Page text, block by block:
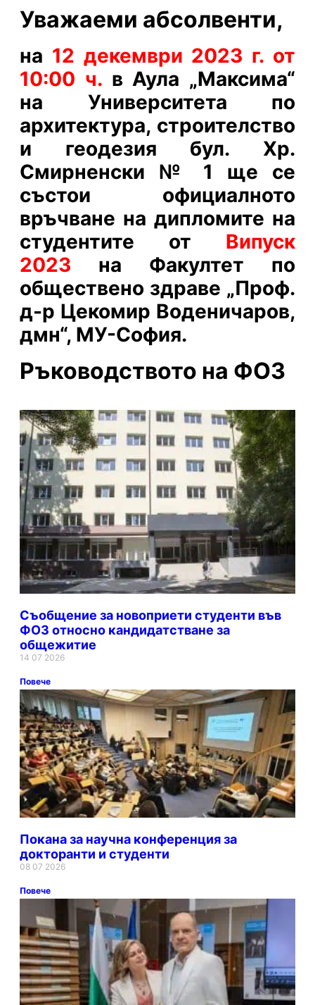
Уважаеми абсолвенти,
на 12 декември 2023 г. от
10:00 ч.вАула „Максима“
на Университета по
архитектура, строителство
и геодезия бул. Хр.
Смирненски № 1 ще се
състои официалното
връчване на дипломите на
студентите от Випуск
2023 на Факултет по
обществено здраве „Проф.
д-р Цекомир Воденичаров,
дмн“, МУ-София.
Ръководството на ФОЗ
Съобщение за новоприети студенти във
ФОЗ относно кандидатстване за
общежитие
14 07 2026
Повече
Покана за научна конференция за
докторанти и студенти
08 07 2026
Повече